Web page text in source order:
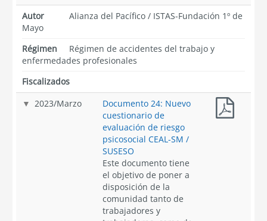
Autor
Alianza del Pacífico / ISTAS-Fundación 1º de
Mayo
Régimen
Régimen de accidentes del trabajo y
enfermedades profesionales
Fiscalizados
2023/Marzo
Documento 24: Nuevo
cuestionario de
evaluación de riesgo
psicosocial CEAL-SM /
SUSESO
Este documento tiene
el objetivo de poner a
disposición de la
comunidad tanto de
trabajadores y